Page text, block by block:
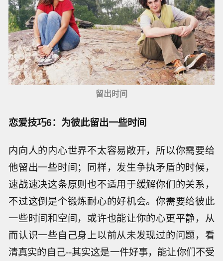
留出时间
恋爱技巧6：为彼此留出一些时间
内向人的内心世界不太容易敞开，所以你需要给
他留出一些时间；同样，发生争执矛盾的时候，
速战速决这条原则也不适用于缓解你们的关系，
不过这倒是个锻炼耐心的好机会。你需要给彼此
一些时间和空间，或许也能让你的心更平静，从
而认识一些自己身上以前从未发现过的问题，看
清真实的自己--其实这是一件好事，能让你们不受